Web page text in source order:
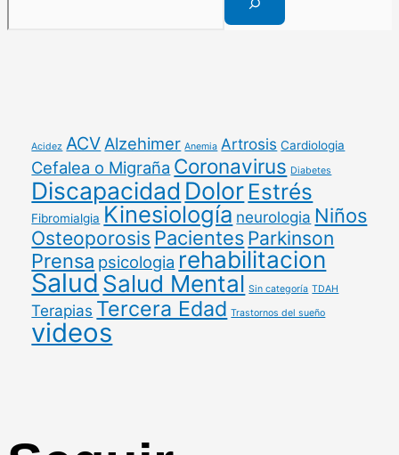
Acidez ACV Alzehimer Anemia Artrosis Cardiologia
Cefalea o Migraña Coronavirus Diabetes
Discapacidad Dolor Estrés
Fibromialgia Kinesiología neurologia Niños
Osteoporosis Pacientes Parkinson
Prensa psicologia rehabilitacion
SaludSalud Mental Sin categoría TDAH
Terapias Tercera Edad Trastornos del sueño
videos